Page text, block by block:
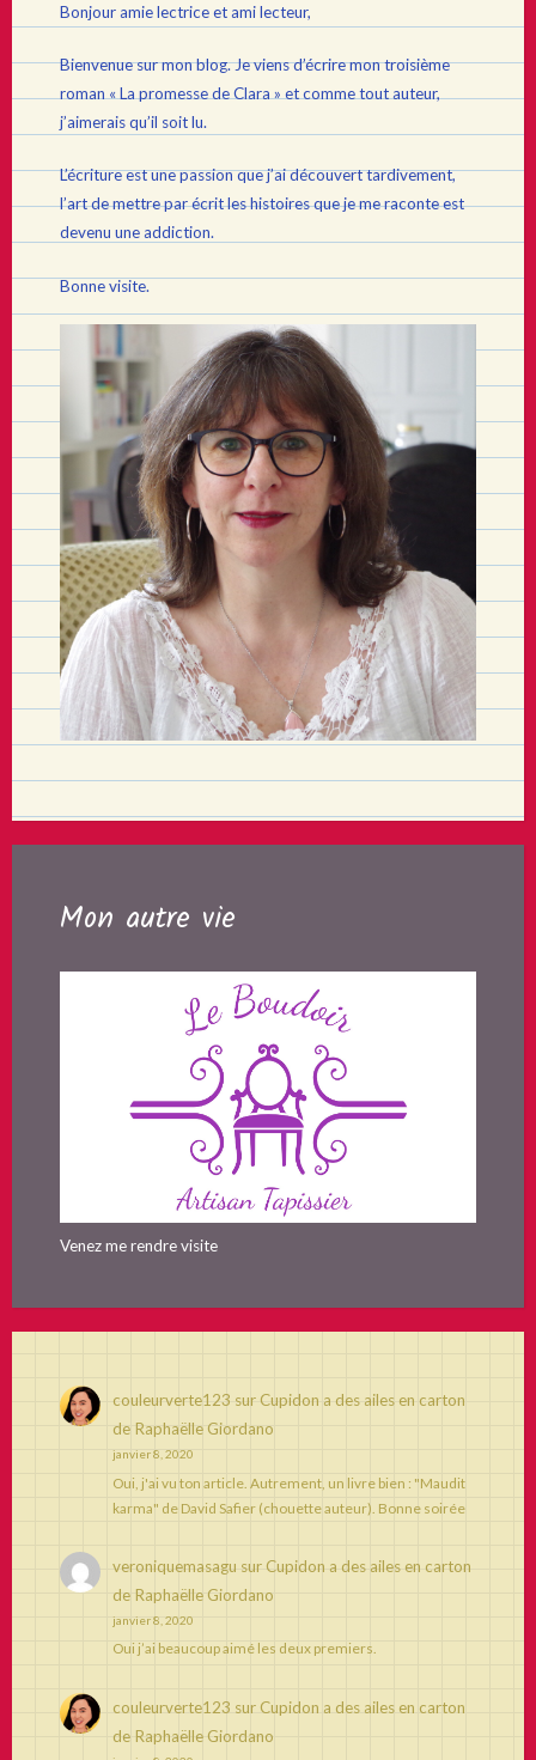
Bonjour amie lectrice et ami lecteur,
Bienvenue sur mon blog. Je viens d’écrire mon troisième
roman « La promesse de Clara » et comme tout auteur,
j’aimerais qu’il soit lu.
L’écriture est une passion que j’ai découvert tardivement,
l’art de mettre par écrit les histoires que je me raconte est
devenu une addiction.
Bonne visite.
Mon autre vie
Venez me rendre visite
couleurverte123 sur Cupidon a des ailes en carton
de Raphaëlle Giordano
janvier 8, 2020
Oui, j'ai vu ton article. Autrement, un livre bien : "Maudit
karma" de David Safier (chouette auteur). Bonne soirée
veroniquemasagu sur Cupidon a des ailes en carton
de Raphaëlle Giordano
janvier 8, 2020
Oui j’ai beaucoup aimé les deux premiers.
couleurverte123 sur Cupidon a des ailes en carton
de Raphaëlle Giordano